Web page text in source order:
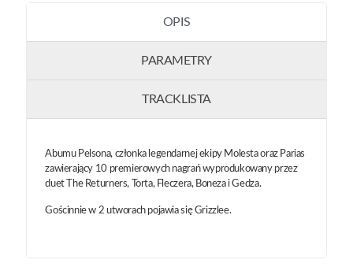
OPIS
PARAMETRY
TRACKLISTA
Abumu Pelsona, członka legendarnej ekipy Molesta oraz Parias
zawierający 10 premierowych nagrań wyprodukowany przez
duet The Returners, Torta, Fleczera, Boneza i Gedza.
Gościnnie w 2 utworach pojawia się Grizzlee.